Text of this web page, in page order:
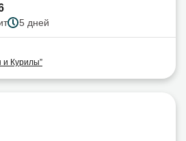
5 дней
Курилы”